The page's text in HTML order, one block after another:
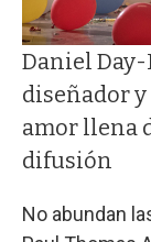
Daniel
diseñador
amor llena
difusión
No abundan